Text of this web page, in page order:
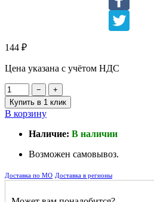
144 ₽
Цена указана с учётом НДС
−
+
Купить в 1 клик
В корзину
Наличие: В наличии
Возможен самовывоз.
Доставка по МО Доставка в регионы